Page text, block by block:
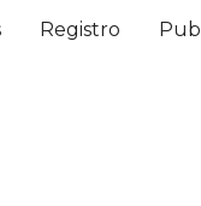
Registro